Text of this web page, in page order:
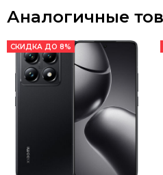
Аналогичные
СКИДКА ДО 8%